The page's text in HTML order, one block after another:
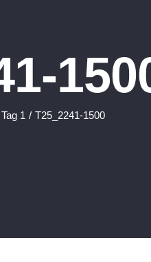
1 / T25_2241-1500